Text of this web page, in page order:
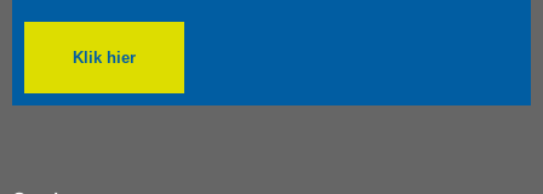
Klik hier